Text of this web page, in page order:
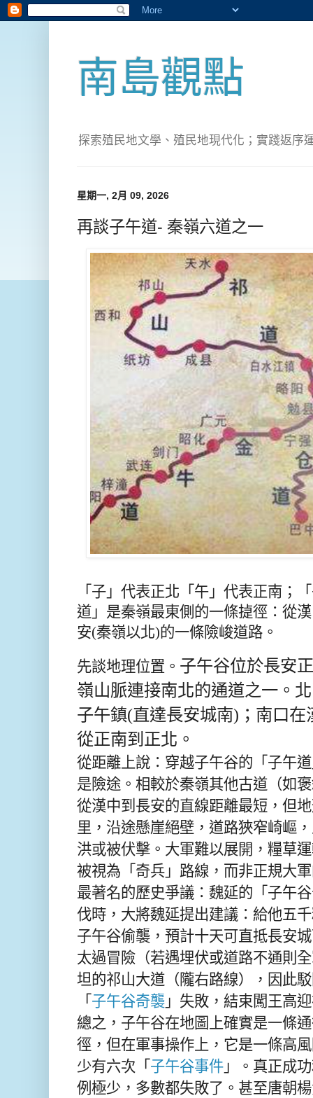
南島觀點
探索殖民地文學、殖民地現代化；實踐返序
星期一, 2月 09, 2026
再談子午道- 秦嶺六道之一
「子」代表正北「午」代表正南；
道」是秦嶺最東側的一條㨗徑：從
安(秦嶺以北)的一條險峻道路。
先談地理位置。 子午谷位於長安
嶺山脈連接南北的通道之一。
子午鎮(直達長安城南)；南口
從正南到正北。
從距離上說：穿越子午谷的「子午
是險途。相較於秦嶺其他古道（如
從漢中到長安的直線距離最短，但
里，沿途懸崖絕壁，道路狹窄崎嶇
洪或被伏擊。大軍難以展開，糧草
被視為「奇兵」路線，而非正規大
最著名的歷史爭議：魏延的「子午
伐時，大將魏延提出建議：給他五
子午谷偷襲，預計十天可直抵長安
太過冒險（若遇埋伏或道路不通則
坦的祁山大道（隴右路線），因此
「 子午谷奇襲 」失敗，結束闖王高
總之，子午谷在地圖上確實是一條
徑，但在軍事操作上，它是一條高
少有六次「 子午谷事件 」。真正成
例極少，多數都失敗了。甚至唐朝